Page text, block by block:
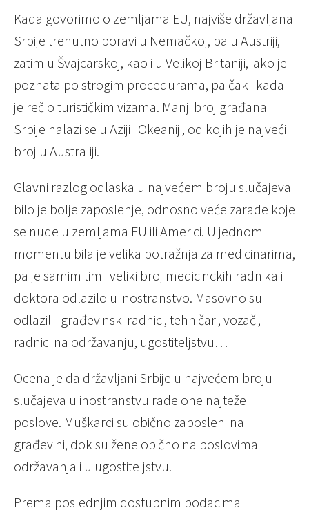
Kada govorimo o zemljama EU, najviše državljana
Srbije trenutno boravi u Nemačkoj, pa u Austriji,
zatim u Švajcarskoj, kao i u Velikoj Britaniji, iako je
poznata po strogim procedurama, pa čak i kada
je reč o turističkim vizama. Manji broj građana
Srbije nalazi se u Aziji i Okeaniji, od kojih je najveći
broj u Australiji.
Glavni razlog odlaska u najvećem broju slučajeva
bilo je bolje zaposlenje, odnosno veće zarade koje
se nude u zemljama EU ili Americi. U jednom
momentu bila je velika potražnja za medicinarima,
pa je samim tim i veliki broj medicinckih radnika i
doktora odlazilo u inostranstvo. Masovno su
odlazili i građevinski radnici, tehničari, vozači,
radnici na održavanju, ugostiteljstvu…
Ocena je da državljani Srbije u najvećem broju
slučajeva u inostranstvu rade one najteže
poslove. Muškarci su obično zaposleni na
građevini, dok su žene obično na poslovima
održavanja i u ugostiteljstvu.
Prema poslednjim dostupnim podacima